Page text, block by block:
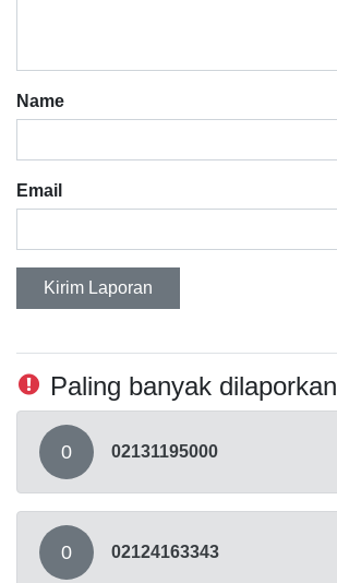
Name
Email
Kirim Laporan
Paling banyak dilaporkan
0 02131195000
0 02124163343